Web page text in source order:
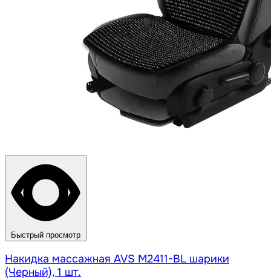
Быстрый просмотр
Накидка массажная AVS M2411-BL шарики
(Черный), 1 шт.